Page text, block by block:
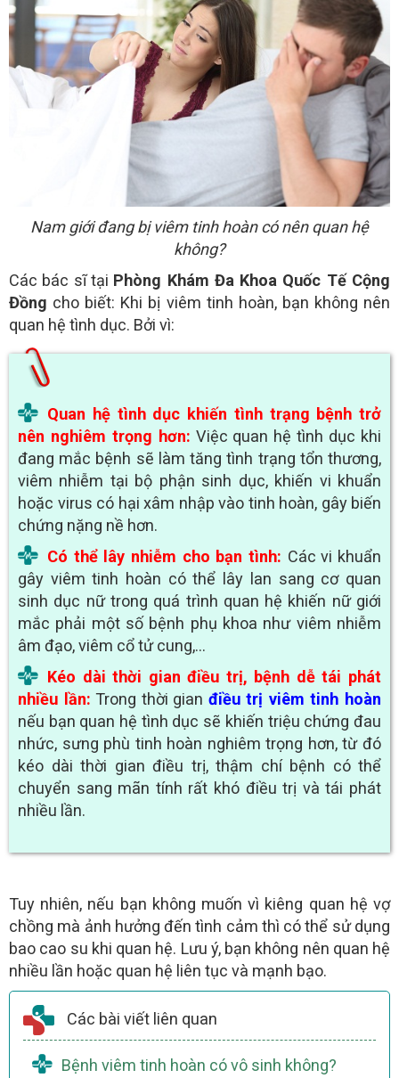
Nam giới đang bị viêm tinh hoàn có nên quan hệ
không?
Các bác sĩ tại Phòng Khám Đa Khoa Quốc Tế Cộng
Đồng cho biết: Khi bị viêm tinh hoàn, bạn không nên
quan hệ tình dục. Bởi vì:
Quan hệ tình dục khiến tình trạng bệnh trở
nên nghiêm trọng hơn: Việc quan hệ tình dục khi
đang mắc bệnh sẽ làm tăng tình trạng tổn thương,
viêm nhiễm tại bộ phận sinh dục, khiến vi khuẩn
hoặc virus có hại xâm nhập vào tinh hoàn, gây biến
chứng nặng nề hơn.
Có thể lây nhiễm cho bạn tình: Các vi khuẩn
gây viêm tinh hoàn có thể lây lan sang cơ quan
sinh dục nữ trong quá trình quan hệ khiến nữ giới
mắc phải một số bệnh phụ khoa như viêm nhiễm
âm đạo, viêm cổ tử cung,...
Kéo dài thời gian điều trị, bệnh dễ tái phát
nhiều lần: Trong thời gian điều trị viêm tinh hoàn
nếu bạn quan hệ tình dục sẽ khiến triệu chứng đau
nhức, sưng phù tinh hoàn nghiêm trọng hơn, từ đó
kéo dài thời gian điều trị, thậm chí bệnh có thể
chuyển sang mãn tính rất khó điều trị và tái phát
nhiều lần.
Tuy nhiên, nếu bạn không muốn vì kiêng quan hệ vợ
chồng mà ảnh hưởng đến tình cảm thì có thể sử dụng
bao cao su khi quan hệ. Lưu ý, bạn không nên quan hệ
nhiều lần hoặc quan hệ liên tục và mạnh bạo.
Các bài viết liên quan
Bệnh viêm tinh hoàn có vô sinh không?